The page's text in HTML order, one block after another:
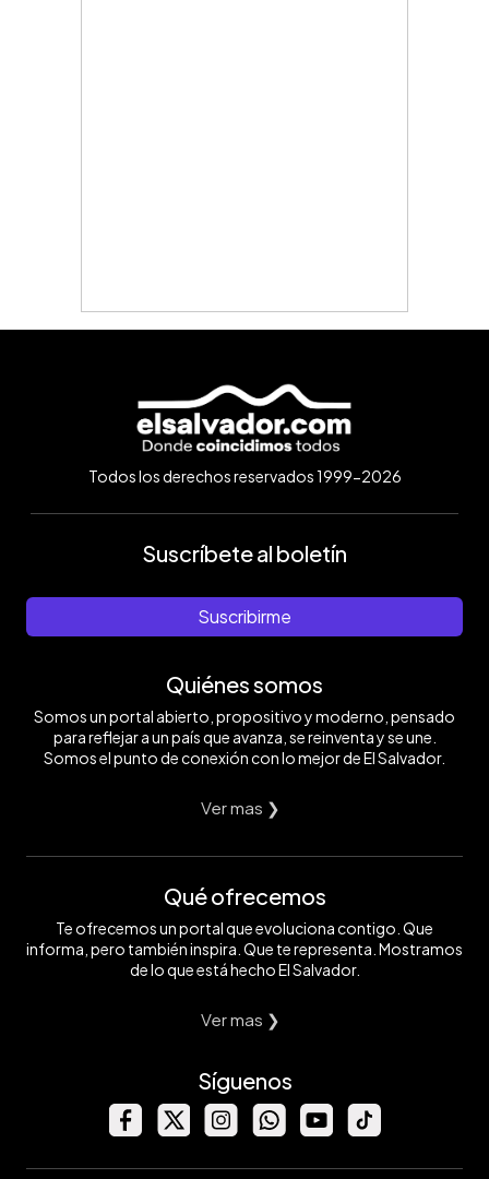
Todos los derechos reservados 1999-2026
Suscríbete al boletín
Suscribirme
Quiénes somos
Somos un portal abierto, propositivo y moderno, pensado
para reflejar a un país que avanza, se reinventa y se une.
Somos el punto de conexión con lo mejor de El Salvador.
Ver mas ❯
Qué ofrecemos
Te ofrecemos un portal que evoluciona contigo. Que
informa, pero también inspira. Que te representa. Mostramos
de lo que está hecho El Salvador.
Ver mas ❯
Síguenos